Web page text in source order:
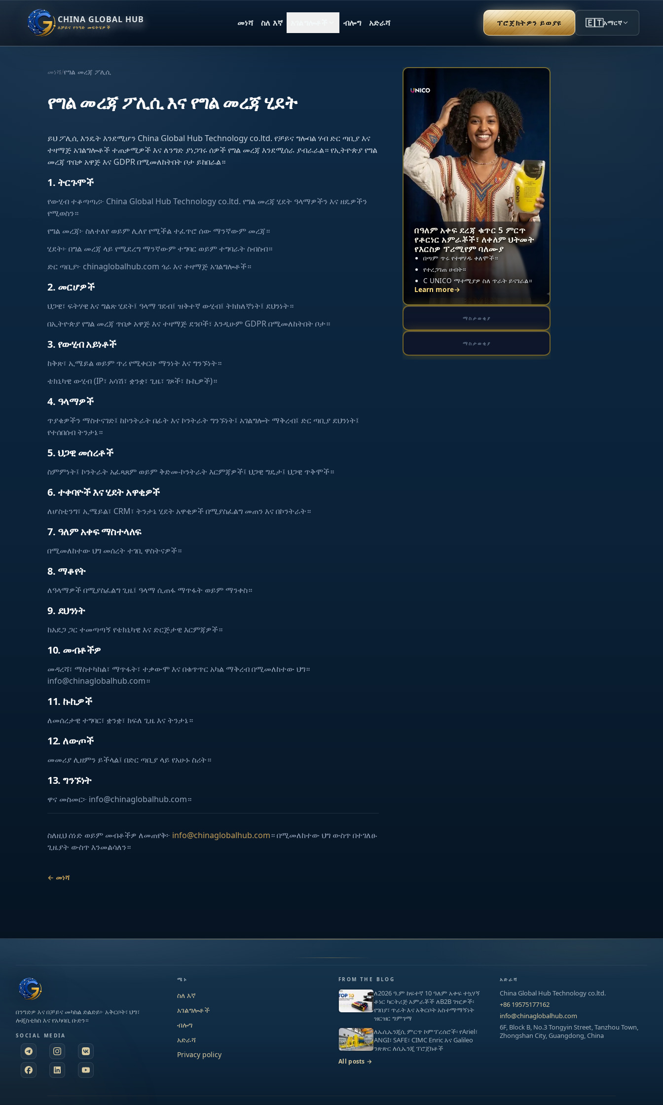
CHINA GLOBAL HUB
ለቻይና የንግድ መፍትሄዎች መነሻ ስለ እኛ ብሎግ አድራሻ ፕሮጀክትዎን ይወያዩ 🇪🇹አማርኛ
መነሻ/የግል መረጃ ፖሊሲ
የግል መረጃ ፖሊሲ እና የግል መረጃ ሂደት
ይህ ፖሊሲ እንዴት እንደሚሆን China Global Hub Technology co.ltd. የቻይና ግሎባል ሃብ ድር ጣቢያ እና
ተዛማጅ አገልግሎቶች ተጠቃሚዎች እና ለንግድ ያነጋገሩ ሰዎች የግል መረጃ እንደሚሰራ ያብራራል። የኢትዮጵያ የግል
መረጃ ጥበቃ አዋጅ እና GDPR በሚመለከትበት ቦታ ይከበራል።
1. ትርጉሞች
የውሂብ ተቆጣጣሪ፦ China Global Hub Technology co.ltd. የግል መረጃ ሂደት ዓላማዎችን እና ዘዴዎችን
የሚወስን።
የግል መረጃ፦ ስለተለየ ወይም ሊለየ የሚችል ተፈጥሮ ሰው ማንኛውም መረጃ።
ሂደት፦ በግል መረጃ ላይ የሚደረግ ማንኛውም ተግባር ወይም ተግባራት ስብስብ።
ድር ጣቢያ፦ chinaglobalhub.com ጎራ እና ተዛማጅ አገልግሎቶች።
2. መርሆዎች
ህጋዊ፣ ፍትሃዊ እና ግልጽ ሂደት፤ ዓላማ ገደብ፤ ዝቅተኛ ውሂብ፤ ትክክለኛነት፤ ደህንነት።
በኢትዮጵያ የግል መረጃ ጥበቃ አዋጅ እና ተዛማጅ ደንቦች፣ እንዲሁም GDPR በሚመለከትበት ቦታ።
3. የውሂብ አይነቶች
ከቅጽ፣ ኢሜይል ወይም ጥሪ የሚቀርቡ ማንነት እና ግንኙነት።
ቴክኒካዊ ውሂብ (IP፣ አሳሽ፣ ቋንቋ፣ ጊዜ፣ ገጾች፣ ኩኪዎች)።
4. ዓላማዎች
ጥያቄዎችን ማስተናገድ፤ ከኮንትራት በፊት እና ኮንትራት ግንኙነት፤ አገልግሎት ማቅረብ፤ ድር ጣቢያ ደህንነት፤
የተሰበሰብ ትንታኔ።
5. ህጋዊ መሰረቶች
ስምምነት፤ ኮንትራት አፈጻጸም ወይም ቅድመ-ኮንትራት እርምጃዎች፤ ህጋዊ ግዴታ፤ ህጋዊ ጥቅሞች።
6. ተቀባዮች እና ሂደት አዋቂዎች
ለሆስቲንግ፣ ኢሜይል፣ CRM፣ ትንታኔ ሂደት አዋቂዎች በሚያስፈልግ መጠን እና በኮንትራት።
7. ዓለም አቀፍ ማስተላለፍ
በሚመለከተው ህግ መሰረት ተገቢ ዋስትናዎች።
8. ማቆየት
ለዓላማዎች በሚያስፈልግ ጊዜ፤ ዓላማ ሲጠፋ ማጥፋት ወይም ማንቀስ።
9. ደህንነት
ከአደጋ ጋር ተመጣጣኝ የቴክኒካዊ እና ድርጅታዊ እርምጃዎች።
10. መብቶችዎ
መዳረሻ፣ ማስተካከል፣ ማጥፋት፣ ተቃውሞ እና በቁጥጥር አካል ማቅረብ በሚመለከተው ህግ።
info@chinaglobalhub.com።
11. ኩኪዎች
ለመሰረታዊ ተግባር፣ ቋንቋ፣ ክፍለ ጊዜ እና ትንታኔ።
12. ለውጦች
መመሪያ ሊዘምን ይችላል፤ በድር ጣቢያ ላይ የአሁኑ ስሪት።
13. ግንኙነት
ዋና መስመር፦ info@chinaglobalhub.com።
ስለዚህ ሰነድ ወይም መብቶችዎ ለመጠየቅ፦ info@chinaglobalhub.com። በሚመለከተው ህግ ውስጥ በተገለፁ
ጊዜያት ውስጥ እንመልሳለን።
← መነሻ
በዓለም አቀፍ ደረጃ ቁጥር 5 ምርጥ
የቶርነር አምራቾች፣ ለቀለም ህትመት
የእርስዎ ፕሪሚየም ባለሙያ
በጣም ጥሩ የተዋሃዱ ቀለሞች።
የተረጋገጠ ሀብት።
C UNICO ማተሚያዎ ስለ ጥራት ይናገራል።
Learn more→
ማስታወቂያ
ማስታወቂያ
በንግድዎ እና በቻይና መካከል ድልድይ፦ አቅርቦት፣ ህግ፣
ሎጂስቲክስ እና የአካባቢ ቡድን።
SOCIAL MEDIA
ሜኑ
ስለ እኛ
አገልግሎቶች
ብሎግ
አድራሻ
Privacy policy
FROM THE BLOG
ለ2026 ዓ.ም ከፍተኛ 10 ዓለም አቀፍ ተኳሃኝ
ቶነር ካርትሪጅ አምራቾች ለB2B ገዢዎች፡
የገበያ፣ ጥራት እና አቅርቦት አስተማማኝነት
ዝርዝር ግምገማ
ለኤሲኤንጂሲ ምርጥ ኮምፕረሰሮች፡ የAriel፣
ANGI፣ SAFE፣ CIMC Enric እና Galileo
ንጽጽር ለሲኤንጂ ፕሮጀክቶች
All posts →
አድራሻ
China Global Hub Technology co.ltd.
+86 19575177162
info@chinaglobalhub.com
6F, Block B, No.3 Tongyin Street, Tanzhou Town,
Zhongshan City, Guangdong, China